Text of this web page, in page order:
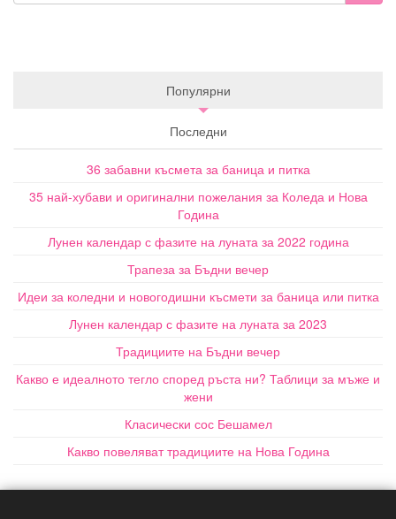
Популярни
Последни
36 забавни късмета за баница и питка
35 най-хубави и оригинални пожелания за Коледа и Нова
Година
Лунен календар с фазите на луната за 2022 година
Трапеза за Бъдни вечер
Идеи за коледни и новогодишни късмети за баница или питка
Лунен календар с фазите на луната за 2023
Традициите на Бъдни вечер
Какво е идеалното тегло според ръста ни? Таблици за мъже и
жени
Класически сос Бешамел
Какво повеляват традициите на Нова Година